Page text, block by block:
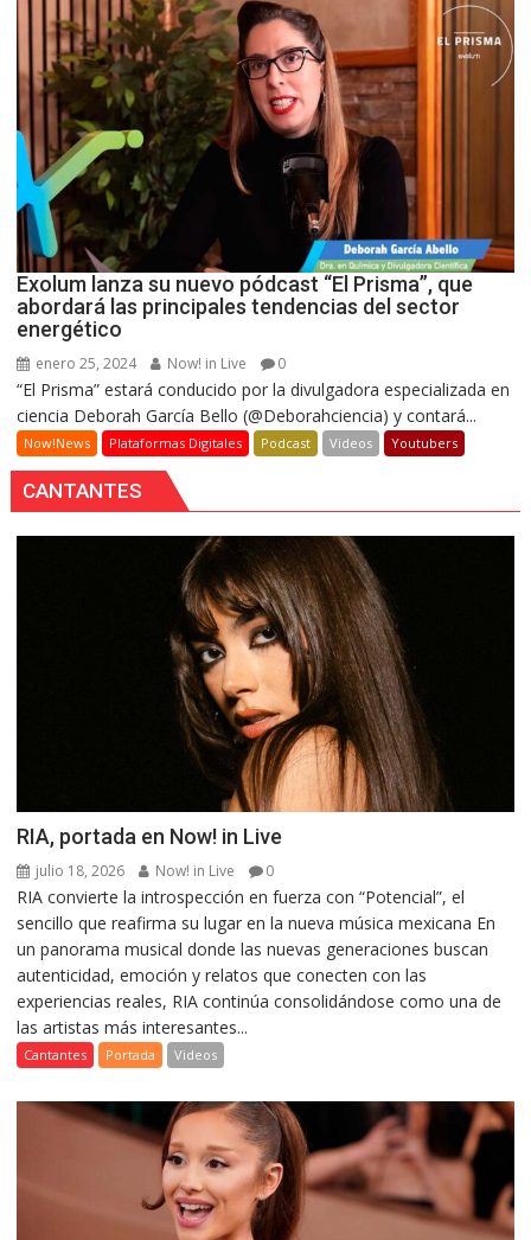
Exolum lanza su nuevo pódcast “El Prisma”, que
abordará las principales tendencias del sector
energético
enero 25, 2024 Now! in Live 0
“El Prisma” estará conducido por la divulgadora especializada en
ciencia Deborah García Bello (@Deborahciencia) y contará...
Now!News Plataformas Digitales Podcast Videos Youtubers
CANTANTES
RIA, portada en Now! in Live
julio 18, 2026 Now! in Live 0
RIA convierte la introspección en fuerza con “Potencial”, el
sencillo que reafirma su lugar en la nueva música mexicana En
un panorama musical donde las nuevas generaciones buscan
autenticidad, emoción y relatos que conecten con las
experiencias reales, RIA continúa consolidándose como una de
las artistas más interesantes...
Cantantes Portada Videos